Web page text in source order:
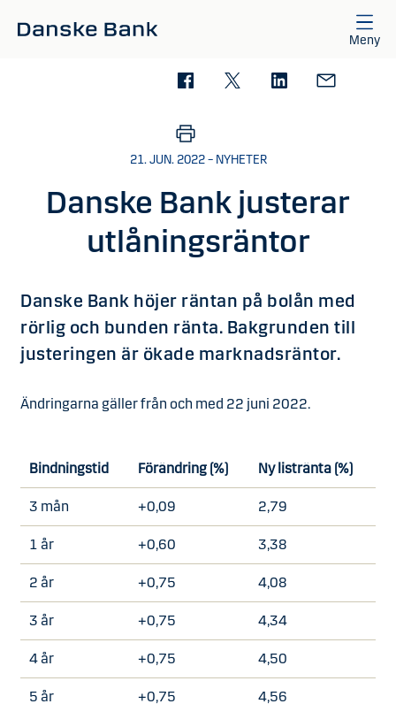
Meny
21. JUN. 2022 – NYHETER
Danske Bank justerar
utlåningsräntor
Danske Bank höjer räntan på bolån med
rörlig och bunden ränta. Bakgrunden till
justeringen är ökade marknadsräntor.
Ändringarna gäller från och med 22 juni 2022.
Bindningstid Förändring (%) Ny listränta (%)
3 mån +0,09 2,79
1 år +0,60 3,38
2 år +0,75 4,08
3 år +0,75 4,34
4 år +0,75 4,50
5 år +0,75 4,56